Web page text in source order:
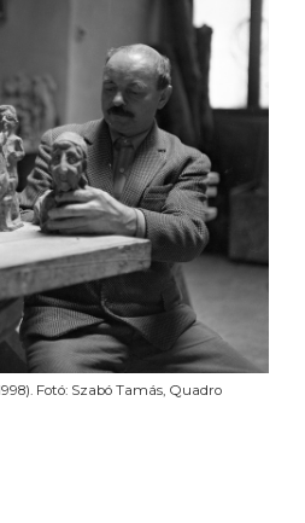
Fotó: Szabó Tamás, Quadro